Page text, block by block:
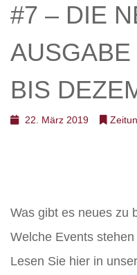
#7 – DIE
BIS
22. März 2019
Was gibt es neues zu
Welche Events stehen
Lesen Sie hier in